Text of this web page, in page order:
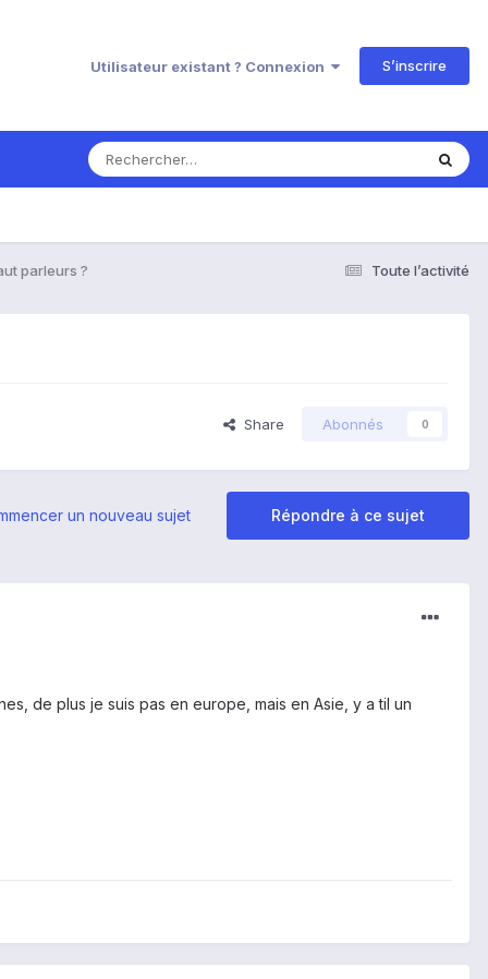
Utilisateur existant ? Connexion S’inscrire
Toute l’activité
parleurs ?
Share Abonnés 0
Répondre à ce sujet
un nouveau sujet
de plus je suis pas en europe, mais en Asie, y a til un